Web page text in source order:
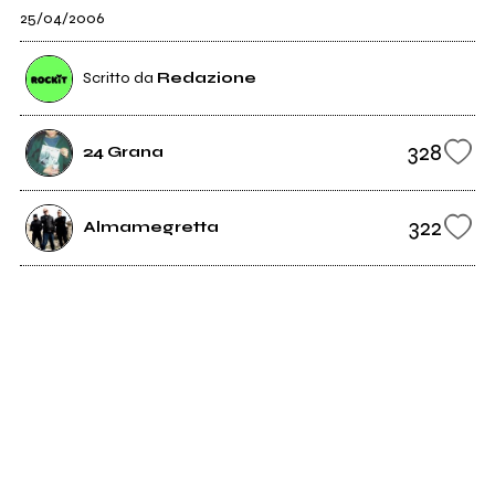
25/04/2006
Scritto da Redazione
24 Grana 328
Almamegretta 322